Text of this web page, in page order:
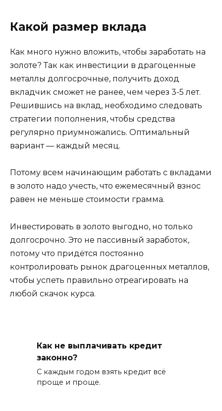
Какой размер вклада
Как много нужно вложить, чтобы заработать на
золоте? Так как инвестиции в драгоценные
металлы долгосрочные, получить доход
вкладчик сможет не ранее, чем через 3-5 лет.
Решившись на вклад, необходимо следовать
стратегии пополнения, чтобы средства
регулярно приумножались. Оптимальный
вариант — каждый месяц.
Потому всем начинающим работать с вкладами
в золото надо учесть, что ежемесячный взнос
равен не меньше стоимости грамма.
Инвестировать в золото выгодно, но только
долгосрочно. Это не пассивный заработок,
потому что придётся постоянно
контролировать рынок драгоценных металлов,
чтобы успеть правильно отреагировать на
любой скачок курса.
Как не выплачивать кредит
законно?
С каждым годом взять кредит всё
проще и проще.